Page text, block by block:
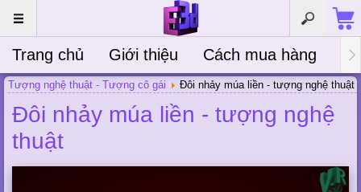
Trang chủ Giới thiệu Cách mua hàng
Tượng nghệ thuật - Tượng cô gái Đôi nhảy múa liền - tượng nghệ thuật
Đôi nhảy múa liền - tượng nghệ
thuật